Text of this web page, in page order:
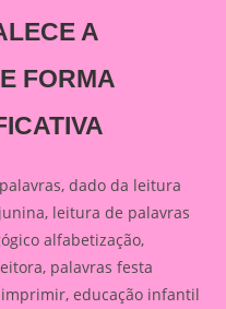
A
FORMA
dado da leitura
leitura de palavras
alfabetização,
palavras festa
educação infantil